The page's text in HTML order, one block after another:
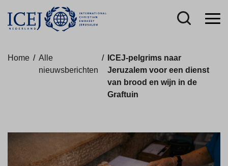
Home / Alle
nieuwsberichten
/
ICEJ-pelgrims naar
Jeruzalem voor een dienst
van brood en wijn in de
Graftuin